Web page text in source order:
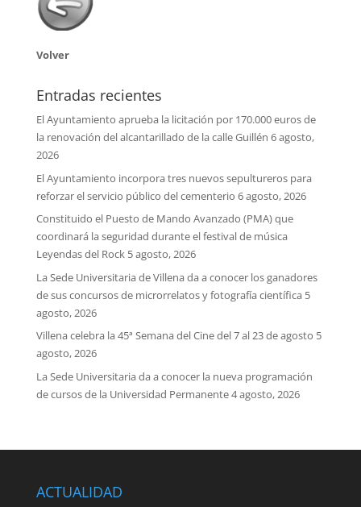
Volver
Entradas recientes
El Ayuntamiento aprueba la licitación por 170.000 euros de
la renovación del alcantarillado de la calle Guillén 6 agosto,
2026
El Ayuntamiento incorpora tres nuevos sepultureros para
reforzar el servicio público del cementerio 6 agosto, 2026
Constituido el Puesto de Mando Avanzado (PMA) que
coordinará la seguridad durante el festival de música
Leyendas del Rock 5 agosto, 2026
La Sede Universitaria de Villena da a conocer los ganadores
de sus concursos de microrrelatos y fotografía científica 5
agosto, 2026
Villena celebra la 45ª Semana del Cine del 7 al 23 de agosto 5
agosto, 2026
La Sede Universitaria da a conocer la nueva programación
de cursos de la Universidad Permanente4 agosto, 2026
ACTUALIDAD